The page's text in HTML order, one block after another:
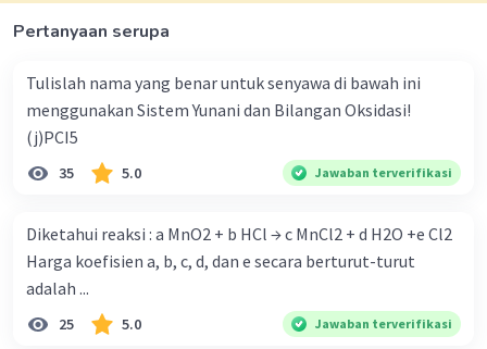
Pertanyaan serupa
Tulislah nama yang benar untuk senyawa di bawah ini
menggunakan Sistem Yunani dan Bilangan Oksidasi!
(j)PCI5
35 5.0 Jawaban terverifikasi
Diketahui reaksi : a MnO2 + b HCl → c MnCl2 + d H2O +e Cl2
Harga koefisien a, b, c, d, dan e secara berturut-turut
adalah ...
25 5.0 Jawaban terverifikasi